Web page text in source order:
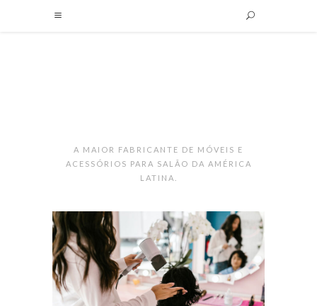
A MAIOR FABRICANTE DE MÓVEIS E
ACESSÓRIOS PARA SALÃO DA AMÉRICA
LATINA.